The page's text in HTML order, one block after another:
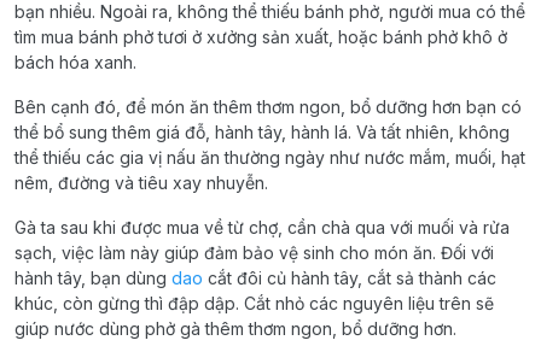
bạn nhiều. Ngoài ra, không thể thiếu bánh phở, người mua có thể
tìm mua bánh phở tươi ở xưởng sản xuất, hoặc bánh phở khô ở
bách hóa xanh.
Bên cạnh đó, để món ăn thêm thơm ngon, bổ dưỡng hơn bạn có
thể bổ sung thêm giá đỗ, hành tây, hành lá. Và tất nhiên, không
thể thiếu các gia vị nấu ăn thường ngày như nước mắm, muối, hạt
nêm, đường và tiêu xay nhuyễn.
Gà ta sau khi được mua về từ chợ, cần chà qua với muối và rửa
sạch, việc làm này giúp đảm bảo vệ sinh cho món ăn. Đối với
hành tây, bạn dùng dao cắt đôi củ hành tây, cắt sả thành các
khúc, còn gừng thì đập dập. Cắt nhỏ các nguyên liệu trên sẽ
giúp nước dùng phở gà thêm thơm ngon, bổ dưỡng hơn.